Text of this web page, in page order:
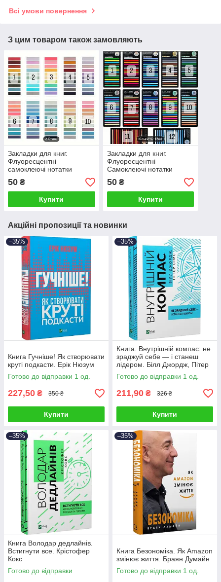
Всі умови повернення
З цим товаром також замовляють
Закладки для книг.
Флуоресцентні
самоклеючі нотатки
50 ₴
Купити
Закладки для книг.
Флуоресцентні
Самоклеючі нотатки
50₴
Купити
Акційні пропозиції та новинки
–35%
Книга Гучніше! Як створювати
круті подкасти. Ерік Нюзум
Готово до відправки 1 од.
227,50 ₴ 350 ₴
Купити
–35%
Книга. Внутрішній компас: не
зраджуй себе — і станеш
лідером. Білл Джордж, Пітер
Сімс
Готово до відправки 1 од.
211,90 ₴ 326 ₴
Купити
–35%
Книга Володар дедлайнів.
Встигнути все. Крістофер
Кокс
Готово до відправки
–35%
Книга Безономіка. Як Amazon
змінює життя. Браян Думайн
Готово до відправки 1 од.